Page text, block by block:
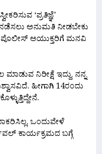
‘ಪ್ರತಿಜ್ಞೆ’
ಅನುಮತಿ ನೀಡಬೇಕು
ಆಯುಕ್ತರಿಗೆ ಮನವಿ
ನಿರೀಕ್ಷೆ ಇದ್ದು, ನನ್ನ
ಹೀಗಾಗಿ 14ರಂದು
ಒಂದುವೇಳೆ
ಕಾರ್ಯಕ್ರಮದ ಬಗ್ಗೆ